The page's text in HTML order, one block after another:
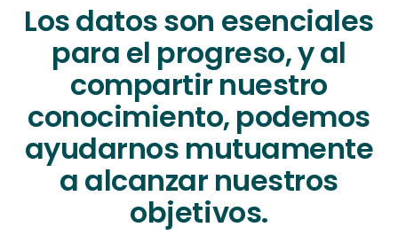
Los datos son esenciales
para el progreso, y al
compartir nuestro
conocimiento, podemos
ayudarnos mutuamente
a alcanzar nuestros
objetivos.